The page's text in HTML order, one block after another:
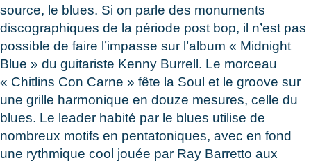
source, le blues. Si on parle des monuments
discographiques de la période post bop, il n’est pas
possible de faire l’impasse sur l’album « Midnight
Blue » du guitariste Kenny Burrell. Le morceau
« Chitlins Con Carne » fête la Soul et le groove sur
une grille harmonique en douze mesures, celle du
blues. Le leader habité par le blues utilise de
nombreux motifs en pentatoniques, avec en fond
une rythmique cool jouée par Ray Barretto aux